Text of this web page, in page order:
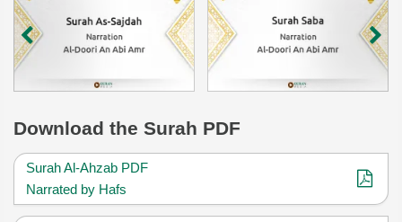
Download the Surah PDF
Surah Al-Ahzab PDF
Narrated by Hafs